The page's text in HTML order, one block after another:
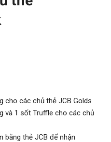
cho các chủ thẻ JCB Golds
và 1 sốt Truffle cho các chủ
bằng thẻ JCB để nhận